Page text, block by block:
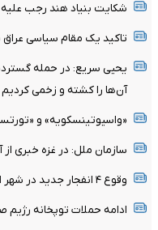
شکایت بنیاد هند رجب علیه
تاکید یک مقام سیاسی عراق
یحیی سریع: در حمله
آن‌ها را کشته و زخمی کردیم
«واسیوتینسکویه» و
سازمان ملل: در غزه خبری
وقوع ۴ انفجار جدید در شهر المخا یمن
ادامه حملات توپخانه